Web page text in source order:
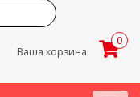
Ваша корзина
0